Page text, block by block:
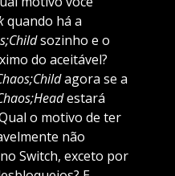
quando há a
sozinho e o
do aceitável?
agora se a
estará
o motivo de ter
não
Switch, exceto por